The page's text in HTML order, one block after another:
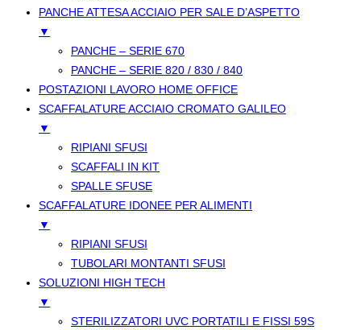
PANCHE ATTESA ACCIAIO PER SALE D’ASPETTO
▼
PANCHE – SERIE 670
PANCHE – SERIE 820 / 830 / 840
POSTAZIONI LAVORO HOME OFFICE
SCAFFALATURE ACCIAIO CROMATO GALILEO
▼
RIPIANI SFUSI
SCAFFALI IN KIT
SPALLE SFUSE
SCAFFALATURE IDONEE PER ALIMENTI
▼
RIPIANI SFUSI
TUBOLARI MONTANTI SFUSI
SOLUZIONI HIGH TECH
▼
STERILIZZATORI UVC PORTATILI E FISSI 59S